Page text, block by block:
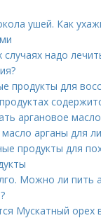
ушей. Как
случаях надо
продукты для
аргановое
арганы для
продукты для
Можно ли пить
Мускатный орех